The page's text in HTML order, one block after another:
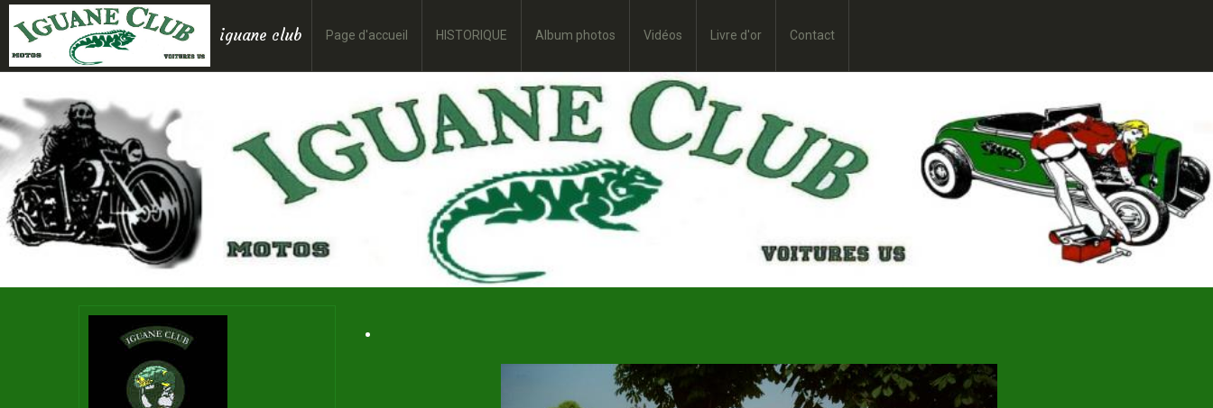
iguane club Page d'accueil HISTORIQUE Album photos Vidéos Livre d'or Contact
.